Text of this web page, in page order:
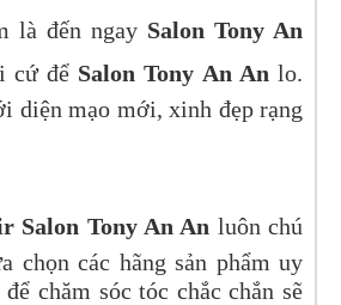
là đến ngay Salon Tony An
cứ để Salon Tony An An lo.
diện mạo mới, xinh đẹp rạng
Salon Tony An An luôn chú
chọn các hãng sản phẩm uy
chăm sóc tóc chắc chắn sẽ